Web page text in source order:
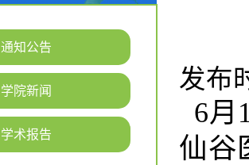
通知公告
学院新闻
学术报告
发布
6月
仙谷